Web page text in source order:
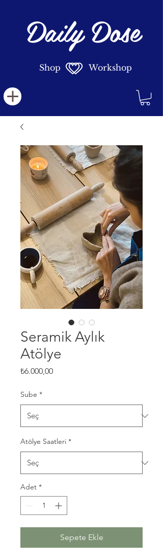
Daily Dose
Shop Workshop
Seramik Aylık
Atölye
₺6.000,00Fiyat
Sube *
Atölye Saatleri *
Adet *
Sepete Ekle